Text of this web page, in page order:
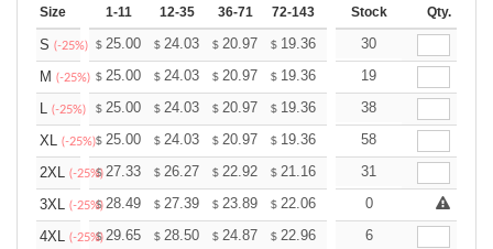
Size 1-11 12-35 36-71 72-143 144-287 288 + More
Stock Qty.
S (-25%) $ 25.00 $ 24.03 $ 20.97 $ 19.36 18.39
30
M (-25%) $ 25.00 $ 24.03 $ 20.97 $ 19.36 18.39
19
L (-25%) $ 25.00 $ 24.03 $ 20.97 $ 19.36 18.39
38
XL (-25%)$ 25.00 $ 24.03 $ 20.97 $ 19.36 18.39
58
2XL (-25%)
$27.33 $ 26.27 $ 22.92 $ 21.16 20.10
31
3XL (-25%)
$28.49 $ 27.39 $ 23.89 $ 22.06 20.95
0
4XL (-25%)
$29.65 $ 28.50 $ 24.87 $ 22.96 21.81
6